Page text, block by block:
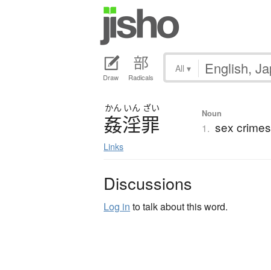
Draw Radicals
All ▾
かん いん ざい
姦淫罪
Links
Noun
1. sex crimes
Discussions
Log in to talk about this word.